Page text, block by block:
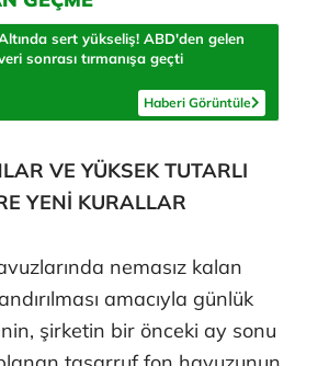
sert yükseliş! ABD'den gelen
sonrası tırmanışa geçti
Haberi Görüntüle
VE YÜKSEK TUTARLI
YENİ KURALLAR
nemasız kalan
amacıyla günlük
şirketin bir önceki ay sonu